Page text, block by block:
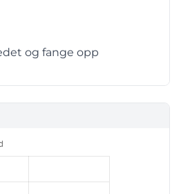
og fange opp